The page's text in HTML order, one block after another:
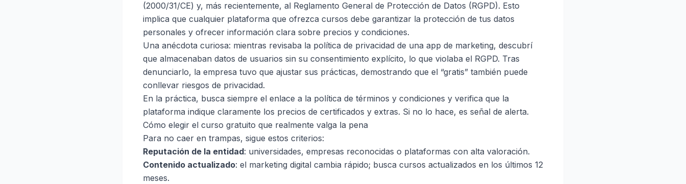
(2000/31/CE) y, más recientemente, al Reglamento General de Protección de Datos (RGPD). Esto
implica que cualquier plataforma que ofrezca cursos debe garantizar la protección de tus datos
personales y ofrecer información clara sobre precios y condiciones.
Una anécdota curiosa: mientras revisaba la política de privacidad de una app de marketing, descubrí
que almacenaban datos de usuarios sin su consentimiento explícito, lo que violaba el RGPD. Tras
denunciarlo, la empresa tuvo que ajustar sus prácticas, demostrando que el “gratis” también puede
conllevar riesgos de privacidad.
En la práctica, busca siempre el enlace a la política de términos y condiciones y verifica que la
plataforma indique claramente los precios de certificados y extras. Si no lo hace, es señal de alerta.
Cómo elegir el curso gratuito que realmente valga la pena
Para no caer en trampas, sigue estos criterios:
Reputación de la entidad: universidades, empresas reconocidas o plataformas con alta valoración.
Contenido actualizado: el marketing digital cambia rápido; busca cursos actualizados en los últimos 12
meses.